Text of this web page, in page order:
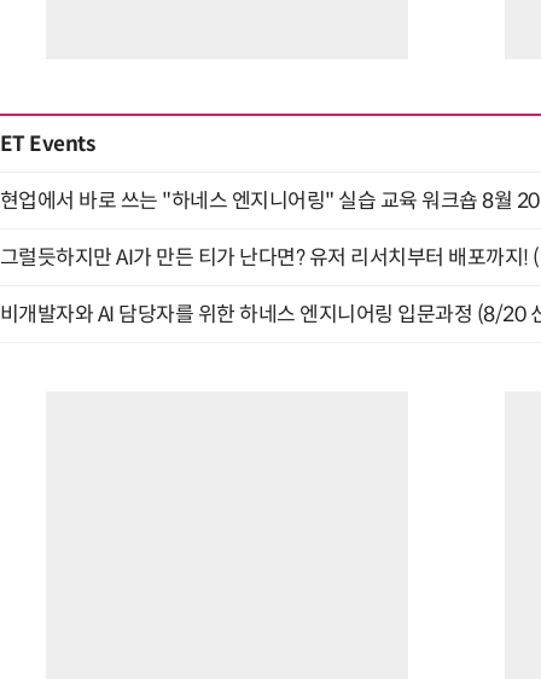
ET Events
현업에서 바로 쓰는 "하네스 엔지니어링" 실습 교육 워크숍 8월
그럴듯하지만 AI가 만든 티가 난다면? 유저 리서치부터 배포까지!
비개발자와 AI 담당자를 위한 하네스 엔지니어링 입문과정 (8/20